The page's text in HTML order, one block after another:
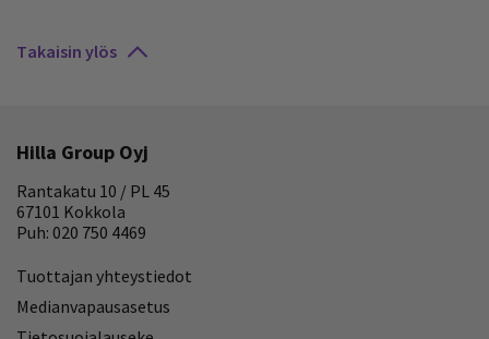
Takaisin ylös
Hilla Group Oyj
Rantakatu 10 / PL 45
67101 Kokkola
Puh: 020 750 4469
Tuottajan yhteystiedot
Medianvapausasetus